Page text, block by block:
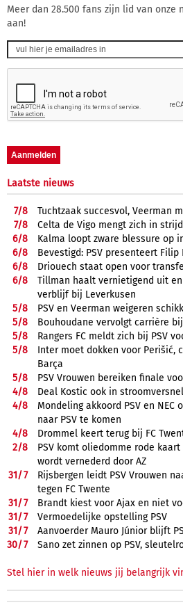
Meer dan 28.500 fans zijn lid van onze
aan!
Laatste nieuws
7/8
Tuchtzaak succesvol, Veerman
7/8
Celta de Vigo mengt zich in
6/8
Kalma loopt zware blessure op
6/8
Bevestigd: PSV presenteert Filip
6/8
Driouech staat open voor
6/8
Tillman haalt vernietigend uit
verblijf bij Leverkusen
5/8
PSV en Veerman weigeren
5/8
Bouhoudane vervolgt carrière bij
5/8
Rangers FC meldt zich bij PSV
5/8
Inter moet dokken voor Perišić,
Barça
5/8
PSV Vrouwen bereiken finale
4/8
Deal Kostic ook in
4/8
Mondeling akkoord PSV en NEC
naar PSV te komen
4/8
Drommel keert terug bij FC
2/8
PSV komt oliedomme rode
wordt vernederd door AZ
31/7
Rijsbergen leidt PSV Vrouwen
tegen FC Twente
31/7
Brandt kiest voor Ajax en niet
31/7
Vermoedelijke opstelling PSV
31/7
Aanvoerder Mauro Júnior blijft
30/7 Sano zet zinnen op PSV,
Stel hier in welk nieuws jij belangrijk